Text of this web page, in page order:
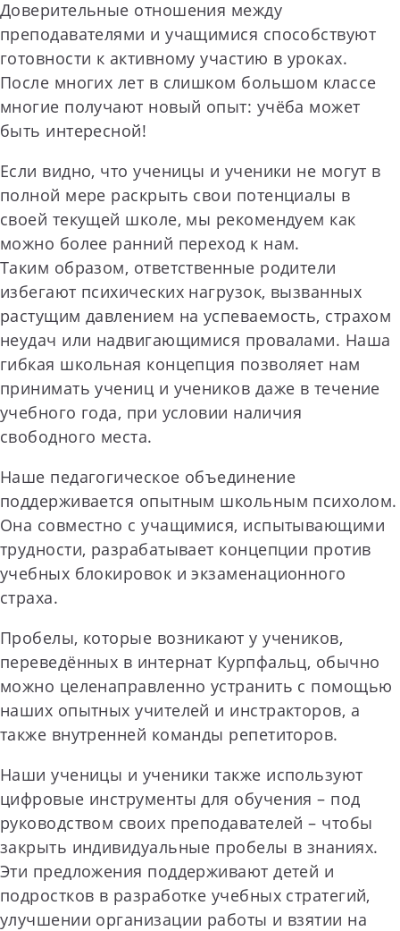
Доверительные отношения между
преподавателями и учащимися способствуют
готовности к активному участию в уроках.
После многих лет в слишком большом классе
многие получают новый опыт: учёба может
быть интересной!
Если видно, что ученицы и ученики не могут в
полной мере раскрыть свои потенциалы в
своей текущей школе, мы рекомендуем как
можно более ранний переход к нам.
Таким образом, ответственные родители
избегают психических нагрузок, вызванных
растущим давлением на успеваемость, страхом
неудач или надвигающимися провалами. Наша
гибкая школьная концепция позволяет нам
принимать учениц и учеников даже в течение
учебного года, при условии наличия
свободного места.
Наше педагогическое объединение
поддерживается опытным школьным психолом.
Она совместно с учащимися, испытывающими
трудности, разрабатывает концепции против
учебных блокировок и экзаменационного
страха.
Пробелы, которые возникают у учеников,
переведённых в интернат Курпфальц, обычно
можно целенаправленно устранить с помощью
наших опытных учителей и инстракторов, а
также внутренней команды репетиторов.
Наши ученицы и ученики также используют
цифровые инструменты для обучения – под
руководством своих преподавателей – чтобы
закрыть индивидуальные пробелы в знаниях.
Эти предложения поддерживают детей и
подростков в разработке учебных стратегий,
улучшении организации работы и взятии на